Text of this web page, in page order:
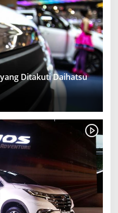
Ditakuti Daihatsu